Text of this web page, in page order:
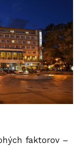
faktorov –